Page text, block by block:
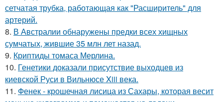
сетчатая трубка, работающая как "Расширитель" для
артерий.
8. В Австралии обнаружены предки всех хищных
сумчатых, жившие 35 млн лет назад.
9. Криптиды томаса Мерлина.
10. Генетики доказали присутствие выходцев из
киевской Руси в Вильнюсе Xiii века.
11. Фенек - крошечная лисица из Сахары, которая весит